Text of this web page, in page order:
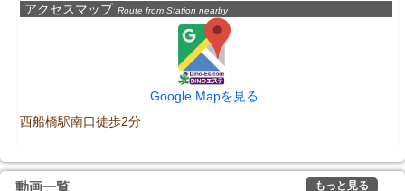
アクセスマップ Route from Station nearby
Google Mapを見る
西船橋駅南口徒歩2分
動画一覧 もっと見る